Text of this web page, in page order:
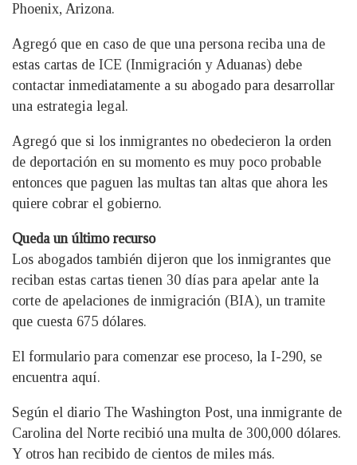
Phoenix, Arizona.
Agregó que en caso de que una persona reciba una de
estas cartas de ICE (Inmigración y Aduanas) debe
contactar inmediatamente a su abogado para desarrollar
una estrategia legal.
Agregó que si los inmigrantes no obedecieron la orden
de deportación en su momento es muy poco probable
entonces que paguen las multas tan altas que ahora les
quiere cobrar el gobierno.
Queda un último recurso
Los abogados también dijeron que los inmigrantes que
reciban estas cartas tienen 30 días para apelar ante la
corte de apelaciones de inmigración (BIA), un tramite
que cuesta 675 dólares.
El formulario para comenzar ese proceso, la I-290, se
encuentra aquí.
Según el diario The Washington Post, una inmigrante de
Carolina del Norte recibió una multa de 300,000 dólares.
Y otros han recibido de cientos de miles más.